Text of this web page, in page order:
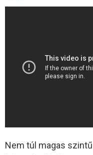
Nem túl magas